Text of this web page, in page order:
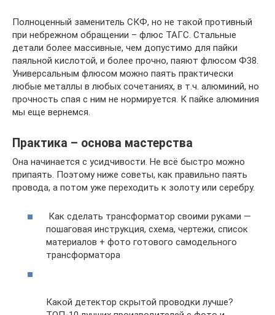
Полноценный заменитель СКФ, но не такой противный
при небрежном обращении – флюс ТАГС. Стальные
детали более массивные, чем допустимо для пайки
паяльной кислотой, и более прочно, паяют флюсом Ф38.
Универсальным флюсом можно паять практически
любые металлы в любых сочетаниях, в т.ч. алюминий, но
прочность спая с ним не нормируется. К пайке алюминия
мы еще вернемся.
Практика – основа мастерства
Она начинается с усидчивости. Не всё быстро можно
припаять. Поэтому ниже советы, как правильно паять
провода, а потом уже переходить к золоту или серебру.
Как сделать трансформатор своими руками —
пошаговая инструкция, схема, чертежи, список
материалов + фото готового самодельного
трансформатора
Какой детектор скрытой проводки лучше?